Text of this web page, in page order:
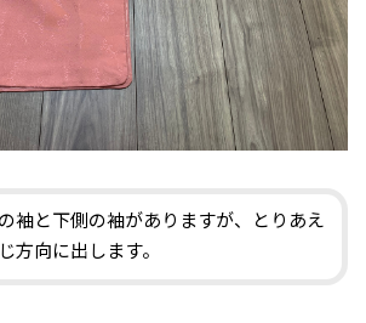
の袖と下側の袖がありますが、とりあえ
方向に出します。